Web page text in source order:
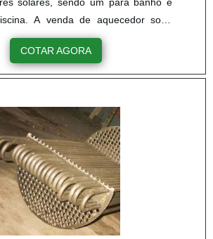
solares, sendo um para banho e
A venda de aquecedor solar
é feita de acordo com um pré
do consumo de água quente do
otimizando o investimento de
piscina é fabricado totalmente apto
sendo um ma....
COTAR AGORA